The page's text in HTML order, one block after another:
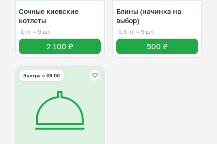
Сочные киевские
котлеты
1 кг ≈ 9 шт.
2 100 ₽
Блины (начинка на
выбор)
0,5 кг ≈ 5 шт.
500 ₽
Завтра c 09:00